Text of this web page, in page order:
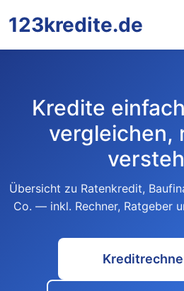
123kredite.de
Kredite
vergleichen,
Übersicht zu Ratenkredit,
Co. — inkl. Rechner, Ratgeber